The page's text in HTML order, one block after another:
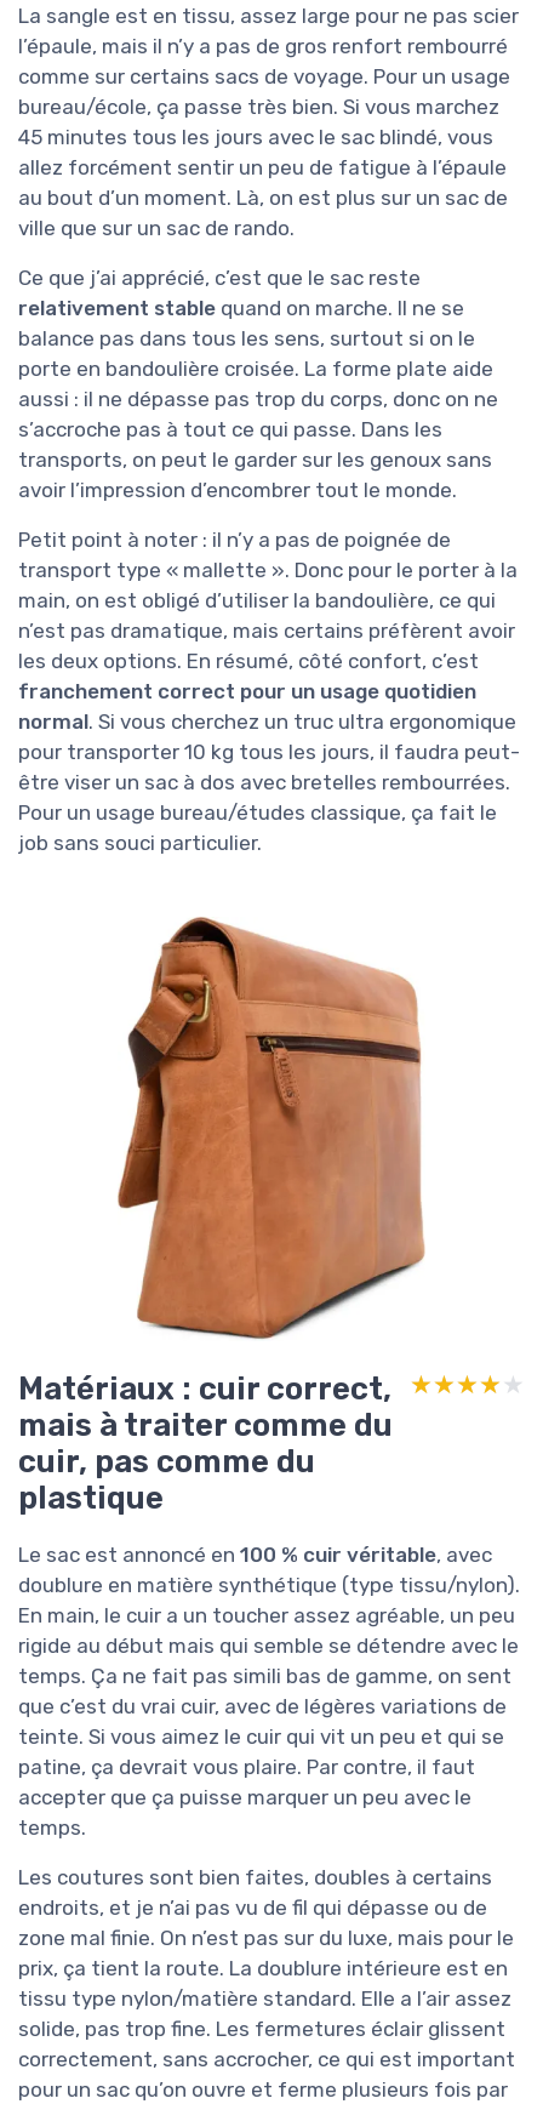
La sangle est en tissu, assez large pour ne pas scier
l’épaule, mais il n’y a pas de gros renfort rembourré
comme sur certains sacs de voyage. Pour un usage
bureau/école, ça passe très bien. Si vous marchez
45 minutes tous les jours avec le sac blindé, vous
allez forcément sentir un peu de fatigue à l’épaule
au bout d’un moment. Là, on est plus sur un sac de
ville que sur un sac de rando.
Ce que j’ai apprécié, c’est que le sac reste
relativement stable quand on marche. Il ne se
balance pas dans tous les sens, surtout si on le
porte en bandoulière croisée. La forme plate aide
aussi : il ne dépasse pas trop du corps, donc on ne
s’accroche pas à tout ce qui passe. Dans les
transports, on peut le garder sur les genoux sans
avoir l’impression d’encombrer tout le monde.
Petit point à noter : il n’y a pas de poignée de
transport type « mallette ». Donc pour le porter à la
main, on est obligé d’utiliser la bandoulière, ce qui
n’est pas dramatique, mais certains préfèrent avoir
les deux options. En résumé, côté confort, c’est
franchement correct pour un usage quotidien
normal. Si vous cherchez un truc ultra ergonomique
pour transporter 10 kg tous les jours, il faudra peut-
être viser un sac à dos avec bretelles rembourrées.
Pour un usage bureau/études classique, ça fait le
job sans souci particulier.
Matériaux : cuir correct,
mais à traiter comme du
cuir, pas comme du
plastique
★★★★★
★★★★★
Le sac est annoncé en 100 % cuir véritable, avec
doublure en matière synthétique (type tissu/nylon).
En main, le cuir a un toucher assez agréable, un peu
rigide au début mais qui semble se détendre avec le
temps. Ça ne fait pas simili bas de gamme, on sent
que c’est du vrai cuir, avec de légères variations de
teinte. Si vous aimez le cuir qui vit un peu et qui se
patine, ça devrait vous plaire. Par contre, il faut
accepter que ça puisse marquer un peu avec le
temps.
Les coutures sont bien faites, doubles à certains
endroits, et je n’ai pas vu de fil qui dépasse ou de
zone mal finie. On n’est pas sur du luxe, mais pour le
prix, ça tient la route. La doublure intérieure est en
tissu type nylon/matière standard. Elle a l’air assez
solide, pas trop fine. Les fermetures éclair glissent
correctement, sans accrocher, ce qui est important
pour un sac qu’on ouvre et ferme plusieurs fois par